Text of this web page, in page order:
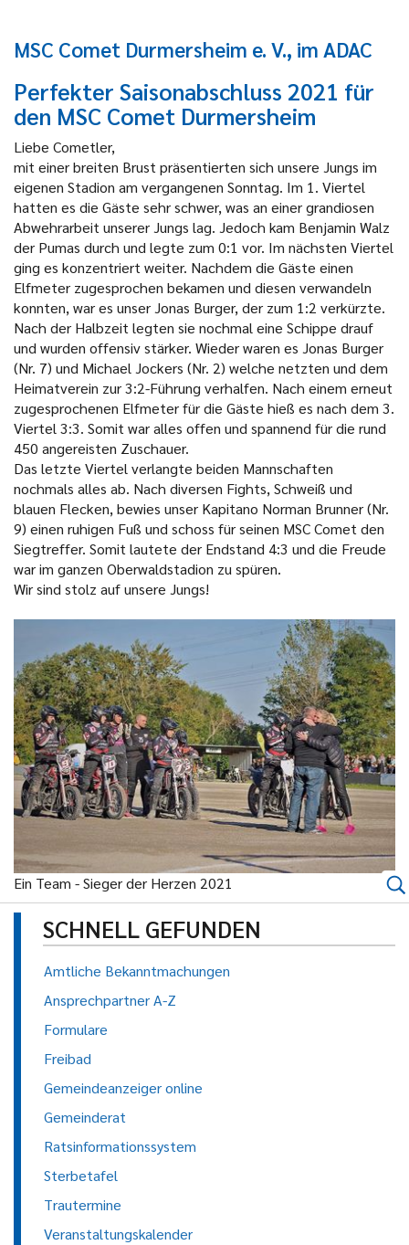
MSC Comet Durmersheim e. V., im ADAC
Perfekter Saisonabschluss 2021 für
den MSC Comet Durmersheim
Liebe Cometler,
mit einer breiten Brust präsentierten sich unsere Jungs im
eigenen Stadion am vergangenen Sonntag. Im 1. Viertel
hatten es die Gäste sehr schwer, was an einer grandiosen
Abwehrarbeit unserer Jungs lag. Jedoch kam Benjamin Walz
der Pumas durch und legte zum 0:1 vor. Im nächsten Viertel
ging es konzentriert weiter. Nachdem die Gäste einen
Elfmeter zugesprochen bekamen und diesen verwandeln
konnten, war es unser Jonas Burger, der zum 1:2 verkürzte.
Nach der Halbzeit legten sie nochmal eine Schippe drauf
und wurden offensiv stärker. Wieder waren es Jonas Burger
(Nr. 7) und Michael Jockers (Nr. 2) welche netzten und dem
Heimatverein zur 3:2-Führung verhalfen. Nach einem erneut
zugesprochenen Elfmeter für die Gäste hieß es nach dem 3.
Viertel 3:3. Somit war alles offen und spannend für die rund
450 angereisten Zuschauer.
Das letzte Viertel verlangte beiden Mannschaften
nochmals alles ab. Nach diversen Fights, Schweiß und
blauen Flecken, bewies unser Kapitano Norman Brunner (Nr.
9) einen ruhigen Fuß und schoss für seinen MSC Comet den
Siegtreffer. Somit lautete der Endstand 4:3 und die Freude
war im ganzen Oberwaldstadion zu spüren.
Wir sind stolz auf unsere Jungs!
Ein Team - Sieger der Herzen 2021
SCHNELL GEFUNDEN
Amtliche Bekanntmachungen
Ansprechpartner A-Z
Formulare
Freibad
Gemeindeanzeiger online
Gemeinderat
Ratsinformationssystem
Sterbetafel
Trautermine
Veranstaltungskalender